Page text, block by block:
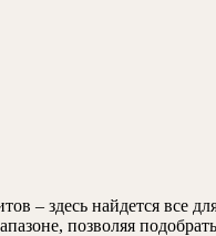
– здесь найдется все
позволяя